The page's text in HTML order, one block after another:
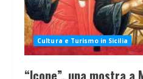
Cultura e Turismo in Sicilia